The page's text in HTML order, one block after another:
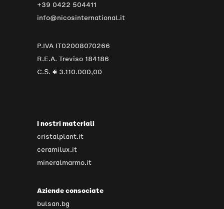
+39 0422 504411
info@nicosinternational.it
P.IVA IT02008070266
R.E.A. Treviso 184186
C.S. € 3.110.000,00
I nostri materiali
cristalplant.it
ceramilux.it
mineralmarmo.it
Aziende consociate
bulsan.bg